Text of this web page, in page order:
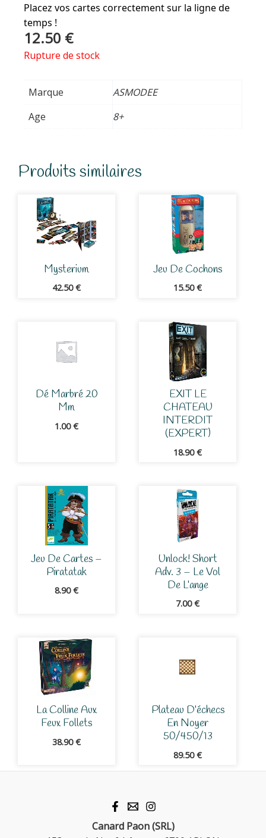
Placez vos cartes correctement sur la ligne de
temps !
12.50 €
Rupture de stock
Marque
ASMODEE
Age
8+
Produits similaires
Mysterium
42.50€
Jeu De Cochons
15.50€
Dé Marbré 20
Mm
1.00€
EXIT LE
CHATEAU
INTERDIT
(EXPERT)
18.90€
Jeu De Cartes –
Piratatak
8.90€
Unlock! Short
Adv. 3 – Le Vol
De L’ange
7.00€
La Colline Aux
Feux Follets
38.90€
Plateau D’échecs
En Noyer
50/450/13
89.50€
Canard Paon (SRL)